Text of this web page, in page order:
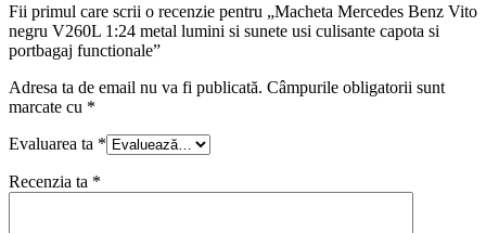
Fii primul care scrii o recenzie pentru „Macheta Mercedes Benz Vito
negru V260L 1:24 metal lumini si sunete usi culisante capota si
portbagaj functionale”
Adresa ta de email nu va fi publicată. Câmpurile obligatorii sunt
marcate cu *
Evaluarea ta *
Recenzia ta *